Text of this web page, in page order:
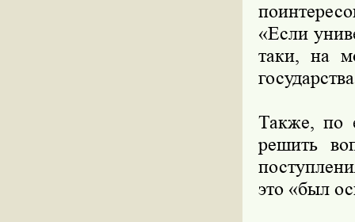
«Если
таки, на
Также, по
решить
это «был